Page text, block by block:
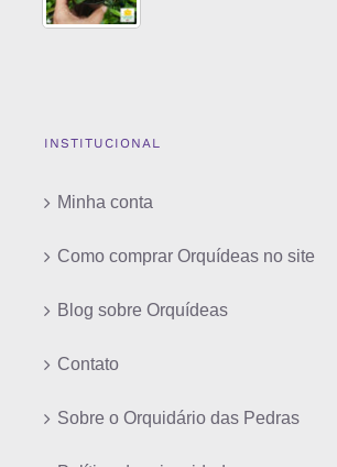
INSTITUCIONAL
Minha conta
Como comprar Orquídeas no site
Blog sobre Orquídeas
Contato
Sobre o Orquidário das Pedras